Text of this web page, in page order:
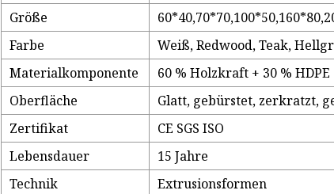
Größe
Farbe
Weiß, Redwood, Teak,
Materialkomponente
60 % Holzkraft + 30 %
Oberfläche
Glatt, gebürstet, zerkratzt,
Zertifikat
CE SGS ISO
Lebensdauer
15 Jahre
Technik
Extrusionsformen